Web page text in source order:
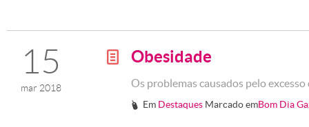
15
mar 2018
g Obesidade
Os problemas causados pelo
# Em Destaques Marcado emBom Dia